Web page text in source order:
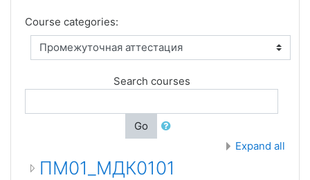
Course categories:
Search courses
Go
Expand all
ПМ01_МДК0101